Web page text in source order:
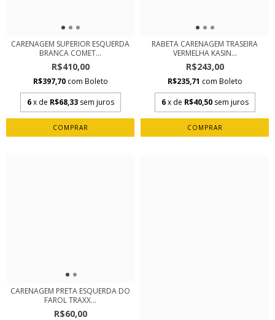
CARENAGEM SUPERIOR ESQUERDA
BRANCA COMET...
R$410,00
R$397,70 com Boleto
6 x de R$68,33 sem juros
RABETA CARENAGEM TRASEIRA
VERMELHA KASIN...
R$243,00
R$235,71 com Boleto
6 x de R$40,50 sem juros
CARENAGEM PRETA ESQUERDA DO
FAROL TRAXX...
R$60,00